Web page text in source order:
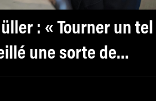
: « Tourner un tel
une sorte de